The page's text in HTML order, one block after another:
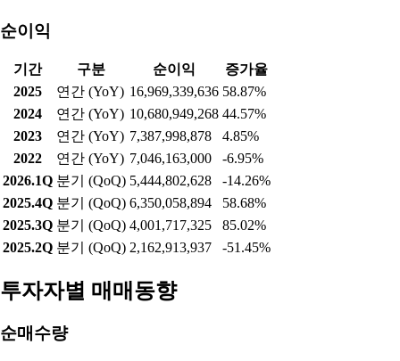
순이익
기간 구분 순이익
증가율
2025
연간 (YoY) 16,969,339,636 58.87%
2024
연간 (YoY) 10,680,949,268 44.57%
2023
연간 (YoY) 7,387,998,878
4.85%
2022
연간 (YoY) 7,046,163,000
-6.95%
2026.1Q 분기 (QoQ) 5,444,802,628
-14.26%
2025.4Q 분기 (QoQ) 6,350,058,894
58.68%
2025.3Q 분기 (QoQ) 4,001,717,325
85.02%
2025.2Q 분기 (QoQ) 2,162,913,937 -51.45%
투자자별 매매동향
순매수량